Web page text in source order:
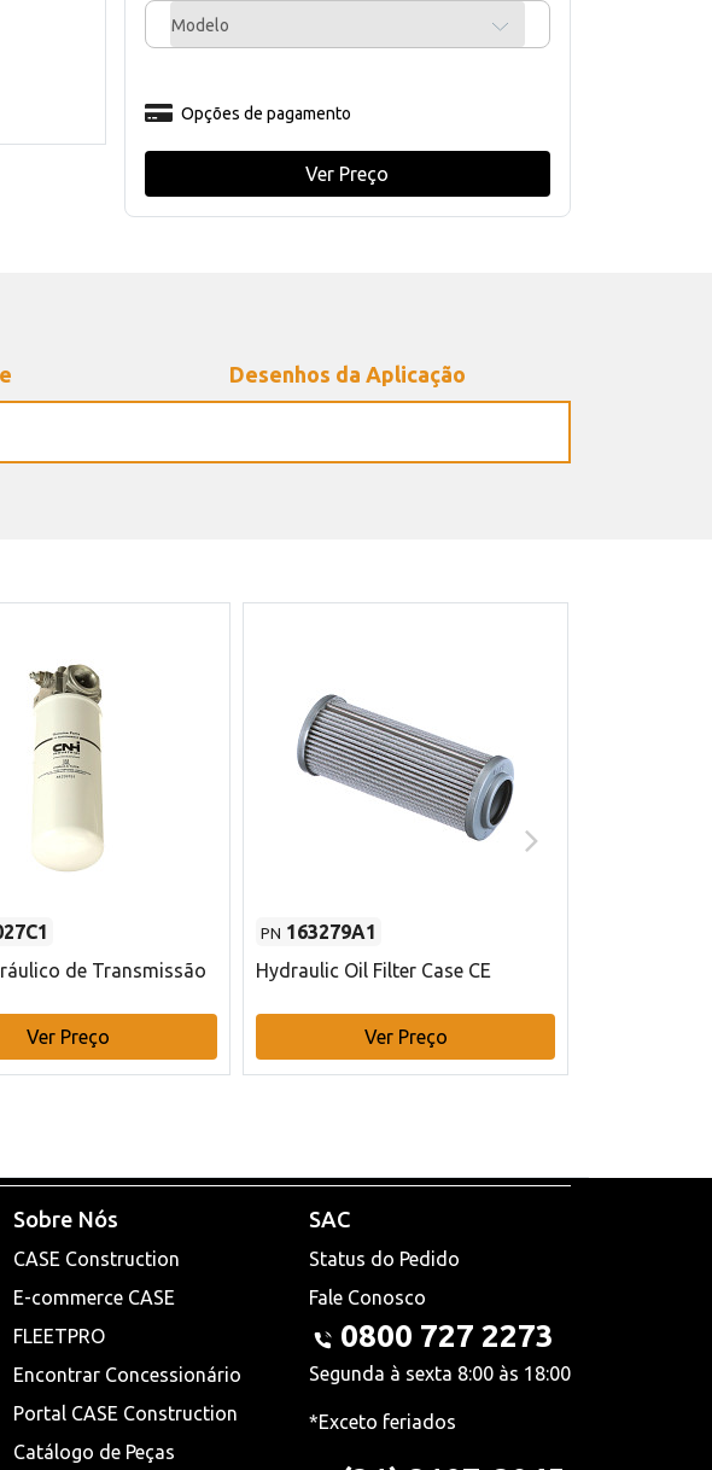
Modelo
Opções de pagamento
Ver Preço
Desenhos da Aplicação
de Transmissão
Ver Preço
PN 163279A1
Hydraulic Oil Filter Case CE
Ver Preço
Sobre Nós
CASE Construction
E-commerce CASE
FLEETPRO
Encontrar Concessionário
Portal CASE Construction
Catálogo de Peças
SAC
Status do Pedido
Fale Conosco
0800 727 2273
Segunda à sexta 8:00 às 18:00
*Exceto feriados